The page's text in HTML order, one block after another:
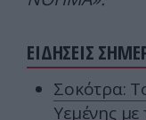
ΕΙΔΗΣΕΙΣ
Σοκότρα:
Υεμένης